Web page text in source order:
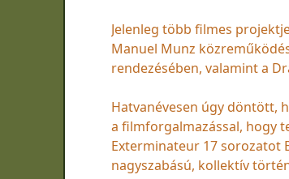
Jelenleg több filmes
Manuel Munz
rendezésében, valamint a
Hatvanévesen úgy döntött,
a filmforgalmazással, hogy
Exterminateur 17 sorozatot
nagyszabású, kollektív